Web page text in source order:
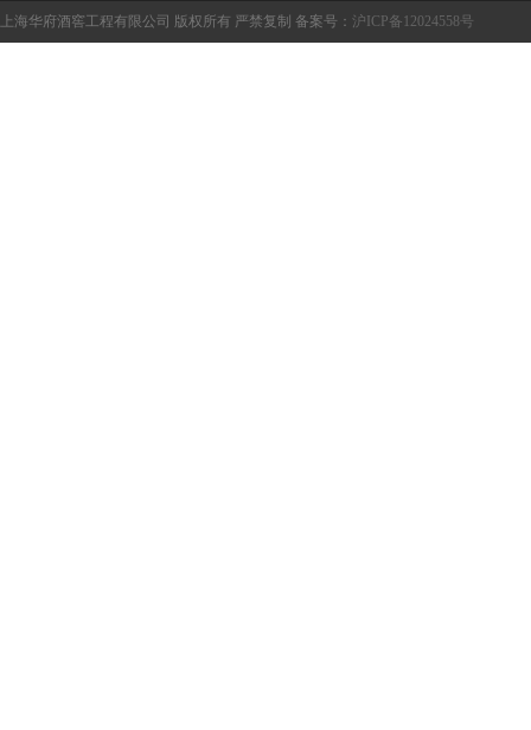
上海华府酒窖工程有限公司 版权所有 严禁复制 备案号： 沪ICP备12024558号